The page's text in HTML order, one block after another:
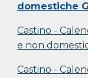
domestiche
Castino -
e non
Castino -